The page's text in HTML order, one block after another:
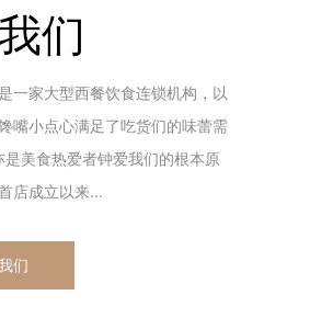
们
一家大型西餐饮食连锁机构，以
嘴小点心满足了吃货们的味蕾需
美食热爱者钟爱我们的根本原
店成立以来...
们